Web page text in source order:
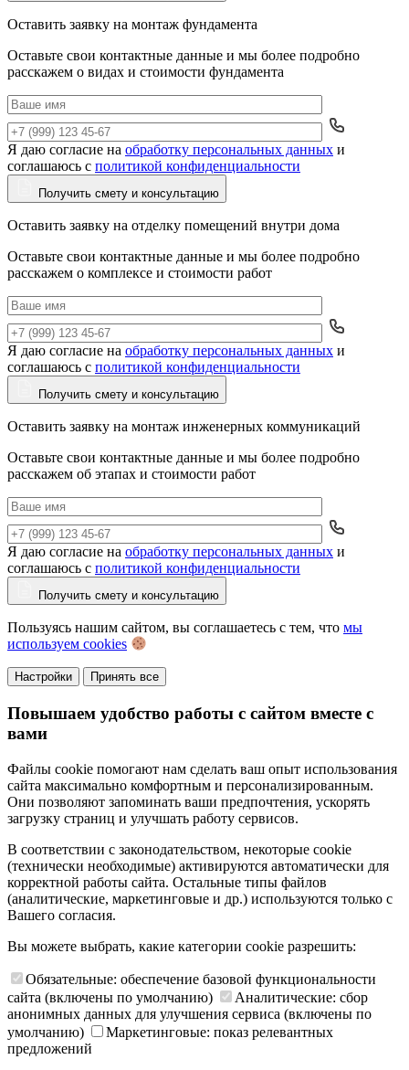
Оставить заявку на монтаж фундамента
Оставьте свои контактные данные и мы более подробно
расскажем о видах и стоимости фундамента
Да
Я даю согласие на обработку персональных данных и
соглашаюсь с политикой конфиденциальности
Получить смету и консультацию
Оставить заявку на отделку помещений внутри дома
Оставьте свои контактные данные и мы более подробно
расскажем о комплексе и стоимости работ
Да
Я даю согласие на обработку персональных данных и
соглашаюсь с политикой конфиденциальности
Получить смету и консультацию
Оставить заявку на монтаж инженерных коммуникаций
Оставьте свои контактные данные и мы более подробно
расскажем об этапах и стоимости работ
Да
Я даю согласие на обработку персональных данных и
соглашаюсь с политикой конфиденциальности
Получить смету и консультацию
Пользуясь нашим сайтом, вы соглашаетесь с тем, что мы
используем cookies
Настройки Принять все
Повышаем удобство работы с сайтом вместе с
вами
Файлы cookie помогают нам сделать ваш опыт использования
сайта максимально комфортным и персонализированным.
Они позволяют запоминать ваши предпочтения, ускорять
загрузку страниц и улучшать работу сервисов.
В соответствии с законодательством, некоторые cookie
(технически необходимые) активируются автоматически для
корректной работы сайта. Остальные типы файлов
(аналитические, маркетинговые и др.) используются только с
Вашего согласия.
Вы можете выбрать, какие категории cookie разрешить:
Обязательные: обеспечение базовой функциональности
сайта (включены по умолчанию)
Аналитические: сбор
анонимных данных для улучшения сервиса (включены по
умолчанию)
Маркетинговые: показ релевантных
предложений